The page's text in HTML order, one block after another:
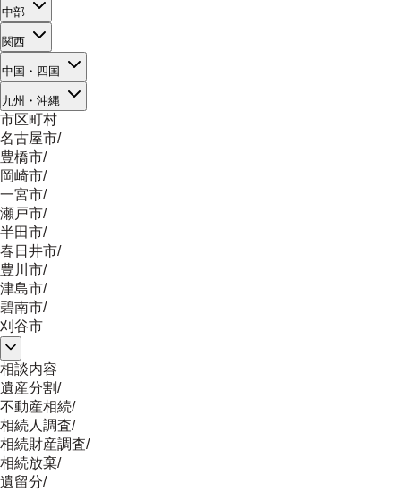
中部
関西
中国・四国
九州・沖縄
市区町村
名古屋市/
豊橋市/
岡崎市/
一宮市/
瀬戸市/
半田市/
春日井市/
豊川市/
津島市/
碧南市/
刈谷市
相談内容
遺産分割/
不動産相続/
相続人調査/
相続財産調査/
相続放棄/
遺留分/